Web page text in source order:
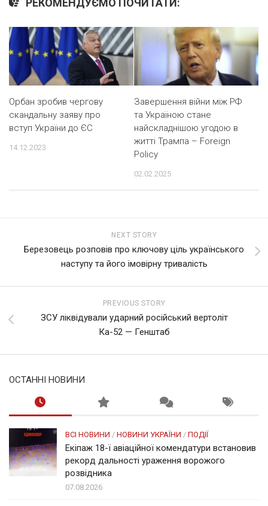
РЕКОМЕНДУЄМО ПОЧИТАТИ:
Орбан зробив чергову
скандальну заяву про
вступ України до ЄС
14.12.2023
Завершення війни між РФ
та Україною стане
найскладнішою угодою в
житті Трампа – Foreign
Policy
02.02.2025
NEXT STORY
Березовець розповів про ключову ціль українського
наступу та його імовірну тривалість
PREVIOUS STORY
ЗСУ ліквідували ударний російський вертоліт
Ка-52 — Генштаб
ОСТАННІ НОВИНИ
ВСІ НОВИНИ / НОВИНИ УКРАЇНИ / ПОДІЇ
Екіпаж 18-ї авіаційної комендатури встановив
рекорд дальності ураження ворожого
розвідника
07.08.2026